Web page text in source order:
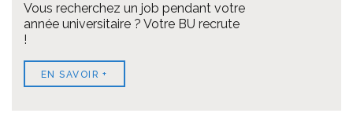
Vous recherchez un job pendant votre
année universitaire ? Votre BU recrute
!
EN SAVOIR +